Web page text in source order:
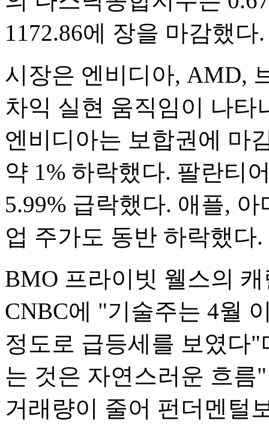
1172.86에 장을 마감했다.
시장은 엔비디아, AMD,
차익 실현 움직임이 나타
엔비디아는 보합권에 마
약 1% 하락했다. 팔란티
5.99% 급락했다. 애플,
업 주가도 동반 하락했다.
BMO 프라이빗 웰스의
CNBC에 "기술주는 4월
정도로 급등세를 보였다
는 것은 자연스러운 흐름
거래량이 줄어 펀더멘털